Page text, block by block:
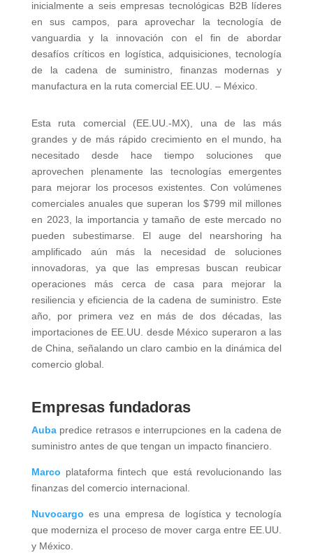
inicialmente a seis empresas tecnológicas B2B líderes
en sus campos, para aprovechar la tecnología de
vanguardia y la innovación con el fin de abordar
desafíos críticos en logística, adquisiciones, tecnología
de la cadena de suministro, finanzas modernas y
manufactura en la ruta comercial EE.UU. – México.
Esta ruta comercial (EE.UU.-MX), una de las más
grandes y de más rápido crecimiento en el mundo, ha
necesitado desde hace tiempo soluciones que
aprovechen plenamente las tecnologías emergentes
para mejorar los procesos existentes. Con volúmenes
comerciales anuales que superan los $799 mil millones
en 2023, la importancia y tamaño de este mercado no
pueden subestimarse. El auge del nearshoring ha
amplificado aún más la necesidad de soluciones
innovadoras, ya que las empresas buscan reubicar
operaciones más cerca de casa para mejorar la
resiliencia y eficiencia de la cadena de suministro. Este
año, por primera vez en más de dos décadas, las
importaciones de EE.UU. desde México superaron a las
de China, señalando un claro cambio en la dinámica del
comercio global.
Empresas fundadoras
Aubapredice retrasos e interrupciones en la cadena de
suministro antes de que tengan un impacto financiero.
Marco plataforma fintech que está revolucionando las
finanzas del comercio internacional.
Nuvocargo es una empresa de logística y tecnología
que moderniza el proceso de mover carga entre EE.UU.
y México.